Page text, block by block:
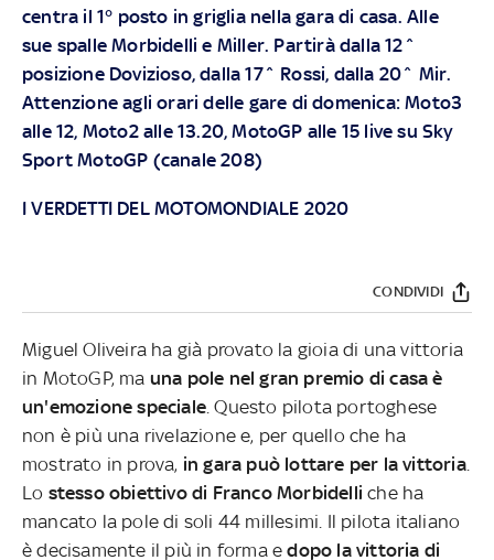
centra il 1° posto in griglia nella gara di casa. Alle
sue spalle Morbidelli e Miller. Partirà dalla 12^
posizione Dovizioso, dalla 17^ Rossi, dalla 20^ Mir.
Attenzione agli orari delle gare di domenica: Moto3
alle 12, Moto2 alle 13.20, MotoGP alle 15 live su Sky
Sport MotoGP (canale 208)
I VERDETTI DEL MOTOMONDIALE 2020
CONDIVIDI
Miguel Oliveira ha già provato la gioia di una vittoria
in MotoGP, ma una pole nel gran premio di casa è
un'emozione speciale . Questo pilota portoghese
non è più una rivelazione e, per quello che ha
mostrato in prova, in gara può lottare per la vittoria.
Lo stesso obiettivo di Franco Morbidelliche ha
mancato la pole di soli 44 millesimi. Il pilota italiano
è decisamente il più in forma e dopo la vittoria di